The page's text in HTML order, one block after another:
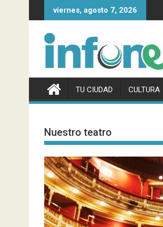
al
viernes, agosto 7, 2026
TU CIUDAD CULTURA
Nuestro teatro